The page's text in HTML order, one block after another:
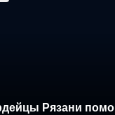
Рязани